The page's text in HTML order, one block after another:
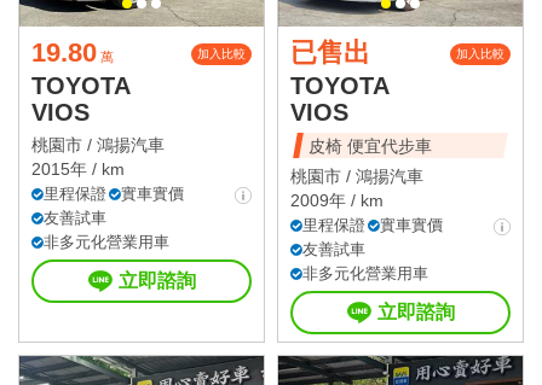
19.80 萬 加入比較
TOYOTA
VIOS
桃園市 / 鴻揚汽車
2015年 / km
里程保證
實車實價
友善試車
非多元化營業用車
立即諮詢
已售出 加入比較
TOYOTA
VIOS
皮椅 便宜代步車
桃園市 / 鴻揚汽車
2009年 / km
里程保證
實車實價
友善試車
非多元化營業用車
立即諮詢